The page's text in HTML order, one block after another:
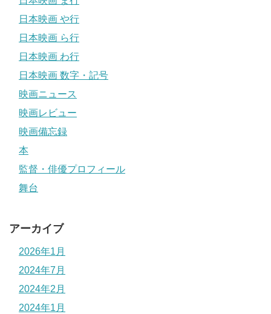
日本映画 や行
日本映画 ら行
日本映画 わ行
日本映画 数字・記号
映画ニュース
映画レビュー
映画備忘録
本
監督・俳優プロフィール
舞台
アーカイブ
2026年1月
2024年7月
2024年2月
2024年1月